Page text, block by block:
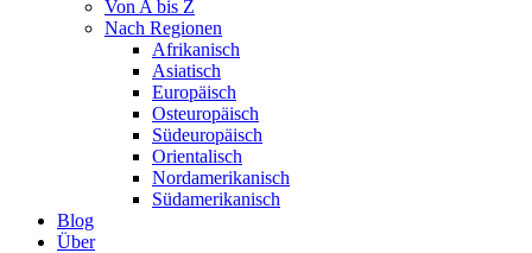
Von A bis Z
Nach Regionen
Afrikanisch
Asiatisch
Europäisch
Osteuropäisch
Südeuropäisch
Orientalisch
Nordamerikanisch
Südamerikanisch
Blog
Über